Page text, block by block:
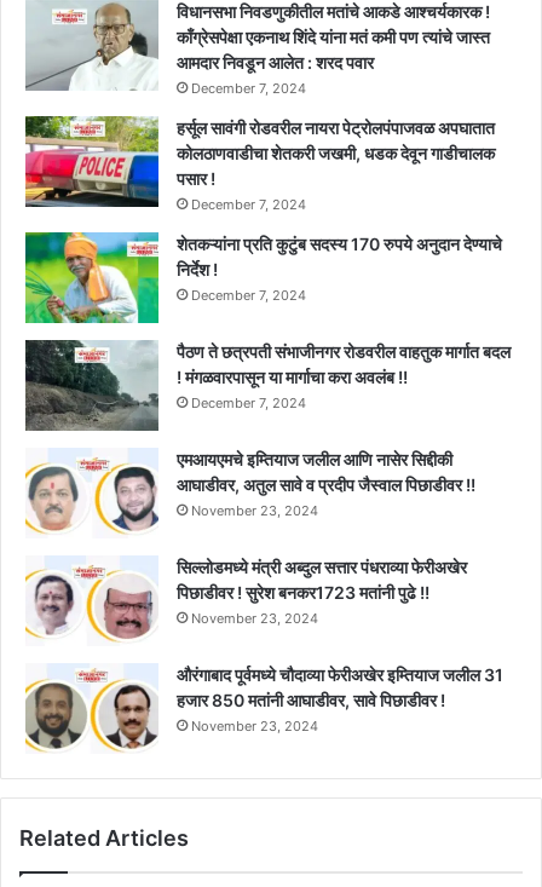
विधानसभा निवडणुकीतील मतांचे आकडे आश्चर्यकारक !
काँग्रेसपेक्षा एकनाथ शिंदे यांना मतं कमी पण त्यांचे जास्त
आमदार निवडून आलेत : शरद पवार
December 7, 2024
हर्सूल सावंगी रोडवरील नायरा पेट्रोलपंपाजवळ अपघातात
कोलठाणवाडीचा शेतकरी जखमी, धडक देवून गाडीचालक
पसार !
December 7, 2024
शेतकऱ्यांना प्रति कुटुंब सदस्य 170 रुपये अनुदान देण्याचे
निर्देश !
December 7, 2024
पैठण ते छत्रपती संभाजीनगर रोडवरील वाहतुक मार्गात बदल
! मंगळवारपासून या मार्गाचा करा अवलंब !!
December 7, 2024
एमआयएमचे इम्तियाज जलील आणि नासेर सिद्दीकी
आघाडीवर, अतुल सावे व प्रदीप जैस्वाल पिछाडीवर !!
November 23, 2024
सिल्लोडमध्ये मंत्री अब्दुल सत्तार पंधराव्या फेरीअखेर
पिछाडीवर ! सुरेश बनकर1723 मतांनी पुढे !!
November 23, 2024
औरंगाबाद पूर्वमध्ये चौदाव्या फेरीअखेर इम्तियाज जलील 31
हजार 850 मतांनी आघाडीवर, सावे पिछाडीवर !
November 23, 2024
Related Articles